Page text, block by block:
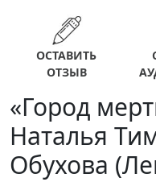
ОСТАВИТЬ
ОТЗЫВ
«Город
Наталья
Обухова